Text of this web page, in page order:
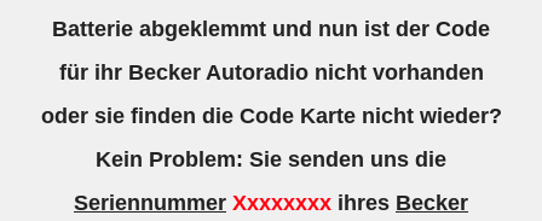
Batterie abgeklemmt und nun ist der Code
für ihr Becker Autoradio nicht vorhanden
oder sie finden die Code Karte nicht wieder?
Kein Problem: Sie senden uns die
Seriennummer Xxxxxxxx ihres Becker